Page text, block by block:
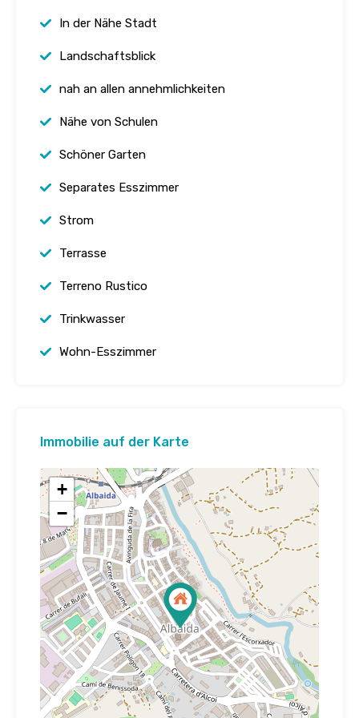
In der Nähe Stadt
Landschaftsblick
nah an allen annehmlichkeiten
Nähe von Schulen
Schöner Garten
Separates Esszimmer
Strom
Terrasse
Terreno Rustico
Trinkwasser
Wohn-Esszimmer
Immobilie auf der Karte
+
−